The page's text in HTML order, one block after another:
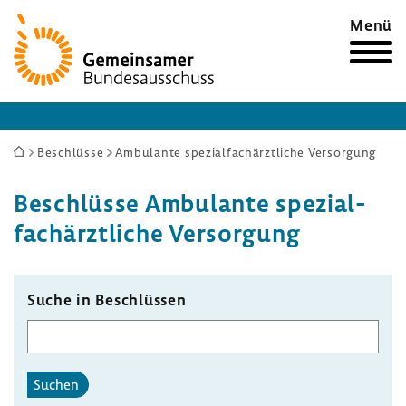
Zur
Startseite
Menü
Sie
hier:
Beschlüsse Ambulante spezialfachärztliche Versorgung
Beschlüsse Ambu­lante spezi­al­
fach­ärzt­liche Versor­gung
Suche in Beschlüssen
Suchen